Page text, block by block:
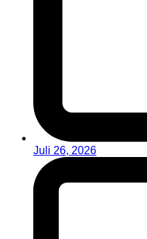
Juli 26, 2026